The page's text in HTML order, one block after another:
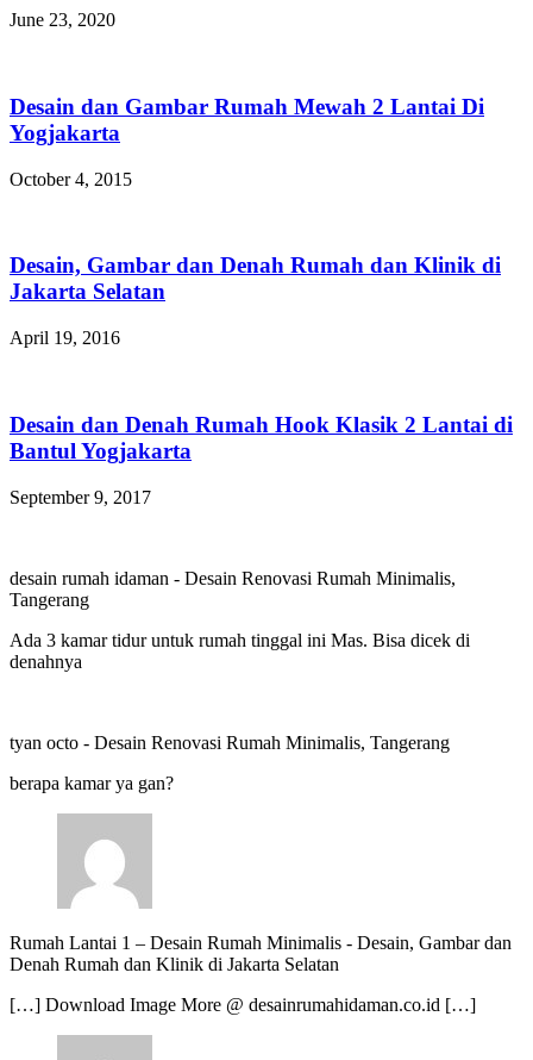
June 23, 2020
Desain dan Gambar Rumah Mewah 2 Lantai Di
Yogjakarta
October 4, 2015
Desain, Gambar dan Denah Rumah dan Klinik di
Jakarta Selatan
April 19, 2016
Desain dan Denah Rumah Hook Klasik 2 Lantai di
Bantul Yogjakarta
September 9, 2017
desain rumah idaman - Desain Renovasi Rumah Minimalis,
Tangerang
Ada 3 kamar tidur untuk rumah tinggal ini Mas. Bisa dicek di
denahnya
tyan octo - Desain Renovasi Rumah Minimalis, Tangerang
berapa kamar ya gan?
Rumah Lantai 1 – Desain Rumah Minimalis - Desain, Gambar dan
Denah Rumah dan Klinik di Jakarta Selatan
[…] Download Image More @ desainrumahidaman.co.id […]